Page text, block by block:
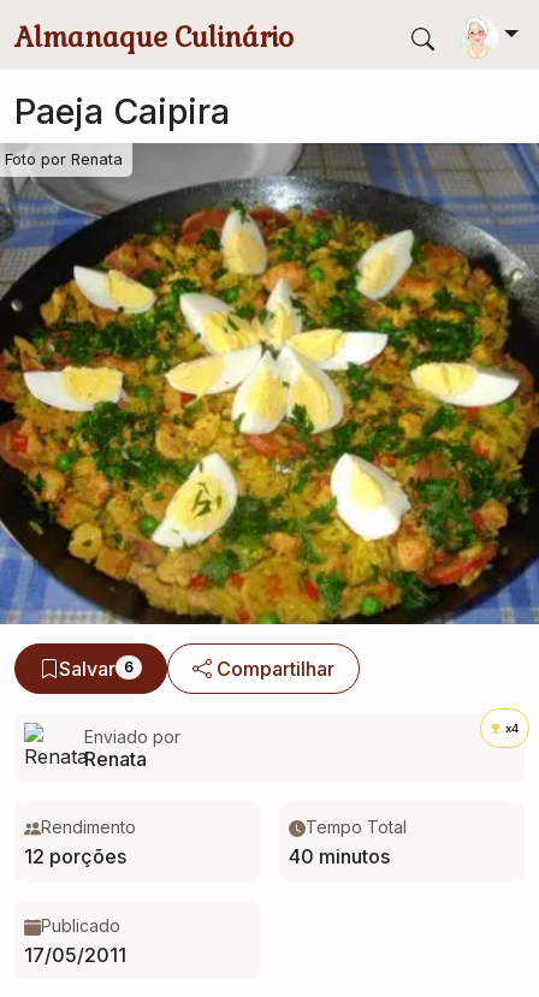
Almanaque Culinário
Paeja Caipira
Foto por Renata
Salvar 6 Compartilhar
Enviado por
Renata
x4
Rendimento
12 porções
Tempo Total
40 minutos
Publicado
17/05/2011